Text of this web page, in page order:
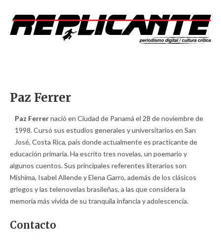
Paz Ferrer
Paz Ferrernació en Ciudad de Panamá el 28 de noviembre de
1998. Cursó sus estudios generales y universitarios en San
José, Costa Rica, país donde actualmente es practicante de
educación primaria. Ha escrito tres novelas, un poemario y
algunos cuentos. Sus principales referentes literarios son
Mishima, Isabel Allende y Elena Garro, además de los clásicos
griegos y las telenovelas brasileñas, a las que considera la
memoria más vívida de su tranquila infancia y adolescencia.
Contacto